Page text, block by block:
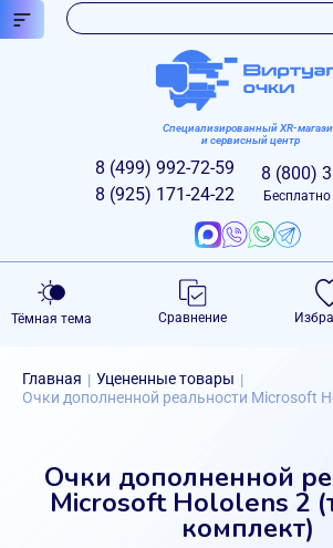
Специализированный XR-
и сервисный центр
8 (499) 992-72-59
8 (925) 171-24-22
8 (800)
Тёмная тема Сравнение
Главная | Уцененные товары |
Очки дополненной реальности Microsoft
Очки дополненной
Microsoft Hololens 2
комплект)